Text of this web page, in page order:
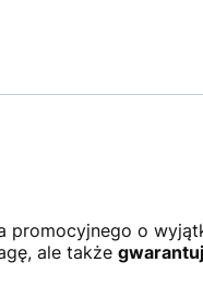
promocyjnego o
ale także